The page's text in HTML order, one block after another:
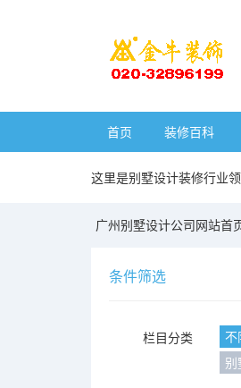
首页 装修百科
这里是别墅设计装修行业
广州别墅设计公司网站首
条件筛选
栏目分类 不
别